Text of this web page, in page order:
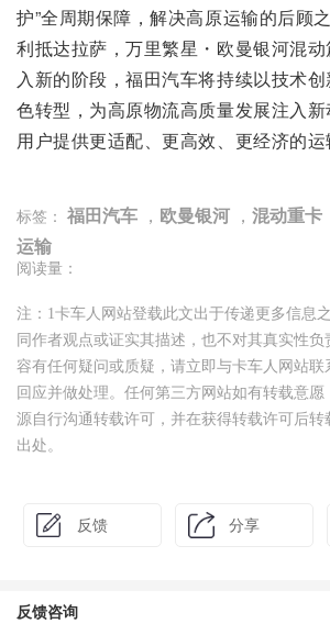
护”全周期保障，解决高原运输的后顾
利抵达拉萨，万里繁星・欧曼银河混
入新的阶段，福田汽车将持续以技术
色转型，为高原物流高质量发展注入
用户提供更适配、更高效、更经济的运
标签： 福田汽车 ， 欧曼银河 ， 混动重卡
运输
阅读量：
注：1卡车人网站登载此文出于传递更多信息
同作者观点或证实其描述，也不对其真实性
容有任何疑问或质疑，请立即与卡车人网站联
回应并做处理。任何第三方网站如有转载意
源自行沟通转载许可，并在获得转载许可后转
出处。
反馈 分享
反馈咨询